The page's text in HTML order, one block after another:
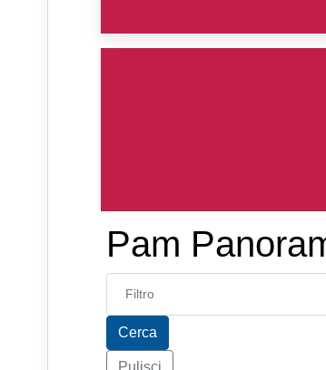
Pam
Inserisci parte del titolo
Cerca